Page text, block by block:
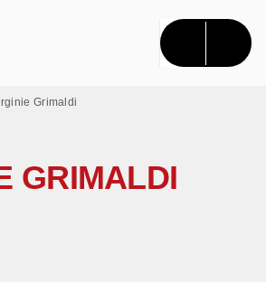
CONTENU
Grimaldi
GRIMALDI